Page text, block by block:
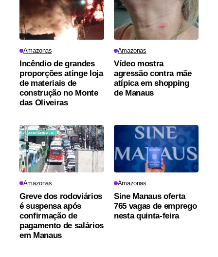
Amazonas
Incêndio de grandes
proporções atinge loja
de materiais de
construção no Monte
das Oliveiras
Amazonas
Vídeo mostra
agressão contra mãe
atípica em shopping
de Manaus
Amazonas
Greve dos rodoviários
é suspensa após
confirmação de
pagamento de salários
em Manaus
Amazonas
Sine Manaus oferta
765 vagas de emprego
nesta quinta-feira